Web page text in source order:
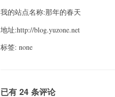
我的站点名称:那年的春天
地址:http://blog.yuzone.net
标签: none
已有 24 条评论